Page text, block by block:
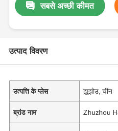
सबसे अच्छी कीमत
उत्पाद विवरण
उत्पत्ति के प्लेस झूझोउ, चीन
ब्रांड नाम Zhuzhou